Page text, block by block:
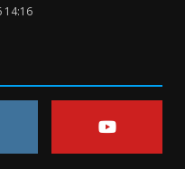
14:16
coordinatrice
d’Italia,